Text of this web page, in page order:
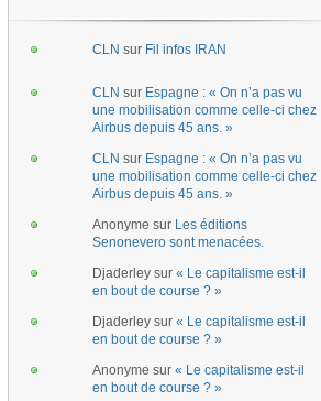
CLN sur Fil infos IRAN
CLN sur Espagne : « On n’a pas vu
une mobilisation comme celle-ci chez
Airbus depuis 45 ans. »
CLN sur Espagne : « On n’a pas vu
une mobilisation comme celle-ci chez
Airbus depuis 45 ans. »
Anonyme sur Les éditions
Senonevero sont menacées.
Djaderley sur « Le capitalisme est-il
en bout de course ? »
Djaderley sur « Le capitalisme est-il
en bout de course ? »
Anonyme sur « Le capitalisme est-il
en bout de course ? »